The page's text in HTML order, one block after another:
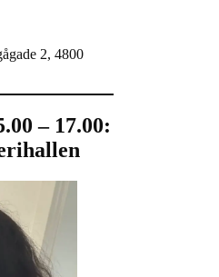
2, 4800
– 17.00: